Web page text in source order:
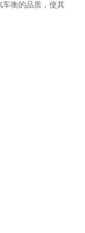
车衡的品质，使其